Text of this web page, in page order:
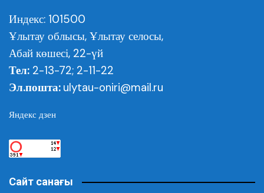
Индекс: 101500
Ұлытау облысы, Ұлытау селосы,
Абай көшесі, 22-үй
Тел: 2-13-72; 2-11-22
Эл.пошта: ulytau-oniri@mail.ru
Яндекс дзен
Сайт санағы